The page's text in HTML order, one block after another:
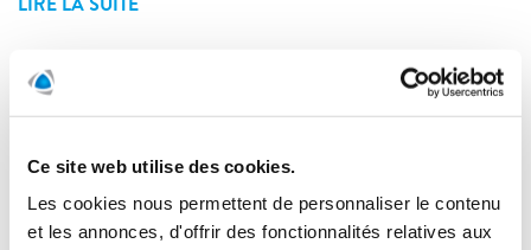
Ce site web utilise des cookies.
Les cookies nous permettent de personnaliser le contenu
et les annonces, d'offrir des fonctionnalités relatives aux
Polygon France : présentation
de notre agence en Normandie